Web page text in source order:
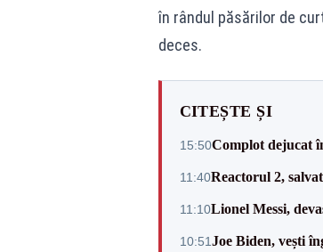
în rândul păsărilor de
deces.
CITEȘTE ȘI
15:50Complot dejucat
11:40Reactorul 2,
11:10Lionel Messi,
10:51Joe Biden, vești